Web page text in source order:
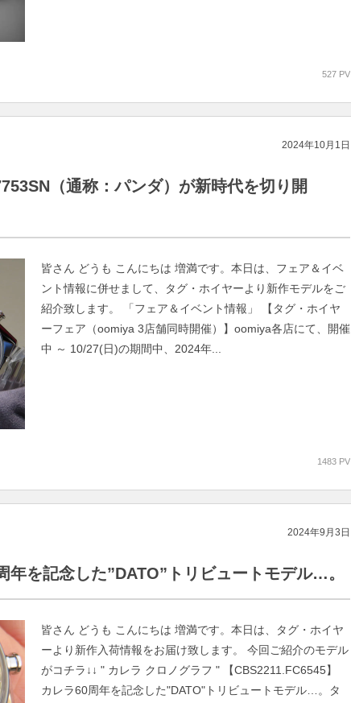
527 PV
2024年10月1日
（通称：パンダ）が新時代を切り開
皆さん どうも こんにちは 増満です。本日は、フェア＆イベ
ント情報に併せまして、タグ・ホイヤーより新作モデルをご
紹介致します。 「フェア＆イベント情報」 【タグ・ホイヤ
ーフェア（oomiya 3店舗同時開催）】oomiya各店にて、開催
中 ～ 10/27(日)の期間中、2024年...
1483 PV
2024年9月3日
年を記念した”DATO”トリビュートモデル…。
皆さん どうも こんにちは 増満です。本日は、タグ・ホイヤ
ーより新作入荷情報をお届け致します。 今回ご紹介のモデル
がコチラ↓↓ " カレラ クロノグラフ " 【CBS2211.FC6545】
カレラ60周年を記念した"DATO"トリビュートモデル…。タ